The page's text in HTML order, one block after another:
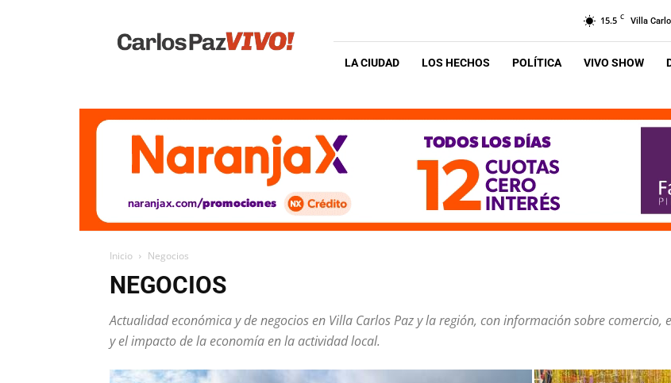
Vivo
15.5 C Villa
LA CIUDAD LOS HECHOS POLÍTICA VIVO SHOW
Inicio Negocios
NEGOCIOS
Actualidad económica y de negocios en Villa Carlos Paz y la región, con información sobre
y el impacto de la economía en la actividad local.